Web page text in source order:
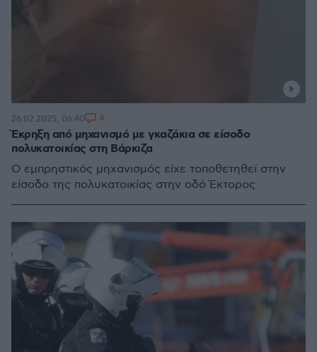
Έκρηξη από μηχανισμό με γκαζάκια σε είσοδο
πολυκατοικίας στη Βάρκιζα
Ο εμπρηστικός μηχανισμός είχε τοποθετηθεί στην
είσοδο της πολυκατοικίας στην οδό Έκτορος
26.02.2025, 06:40 4